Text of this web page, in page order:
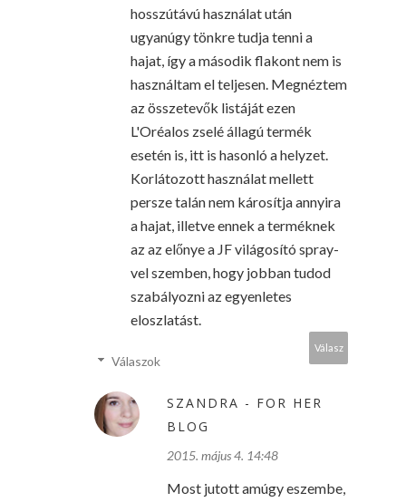
hosszútávú használat után
ugyanúgy tönkre tudja tenni a
hajat, így a második flakont nem is
használtam el teljesen. Megnéztem
az összetevők listáját ezen
L'Oréalos zselé állagú termék
esetén is, itt is hasonló a helyzet.
Korlátozott használat mellett
persze talán nem károsítja annyira
a hajat, illetve ennek a terméknek
az az előnye a JF világosító spray-
vel szemben, hogy jobban tudod
szabályozni az egyenletes
eloszlatást.
Válasz
Válaszok
SZANDRA - FOR HER
BLOG
2015. május 4. 14:48
Most jutott amúgy eszembe,